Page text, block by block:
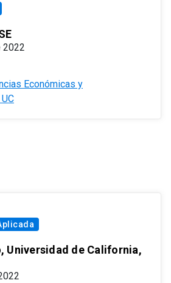
2022
Económicas y
Universidad de California,